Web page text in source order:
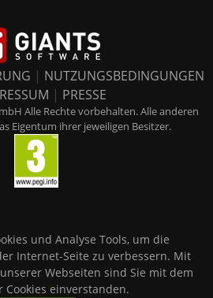
| NUTZUNGSBEDINGUNGEN
| PRESSE
Alle Rechte vorbehalten. Alle anderen
Eigentum ihrer jeweiligen Besitzer.
und Analyse Tools, um die
Internet-Seite zu verbessern. Mit
Webseiten sind Sie mit dem
Cookies einverstanden.